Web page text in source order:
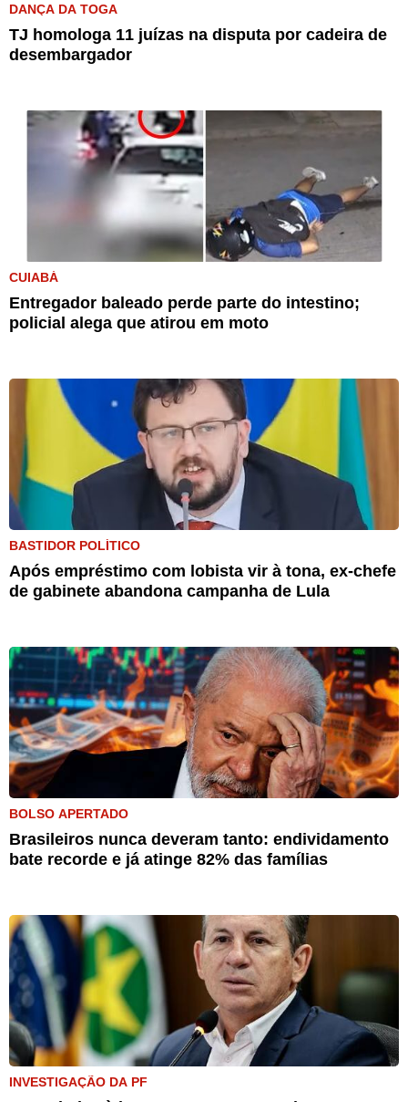
DANÇA DA TOGA
TJ homologa 11 juízas na disputa por cadeira de
desembargador
CUIABÁ
Entregador baleado perde parte do intestino;
policial alega que atirou em moto
BASTIDOR POLÍTICO
Após empréstimo com lobista vir à tona, ex-chefe
de gabinete abandona campanha de Lula
BOLSO APERTADO
Brasileiros nunca deveram tanto: endividamento
bate recorde e já atinge 82% das famílias
INVESTIGAÇÃO DA PF